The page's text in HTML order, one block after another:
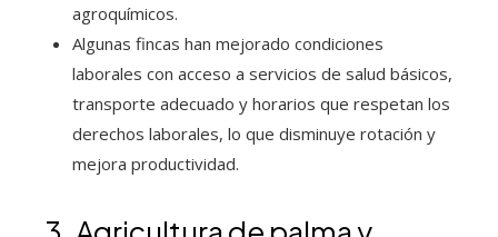
agroquímicos.
Algunas fincas han mejorado condiciones
laborales con acceso a servicios de salud básicos,
transporte adecuado y horarios que respetan los
derechos laborales, lo que disminuye rotación y
mejora productividad.